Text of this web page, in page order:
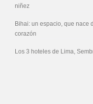
niñez
Bihai: un espacio, que nace
corazón
Los 3 hoteles de Lima,